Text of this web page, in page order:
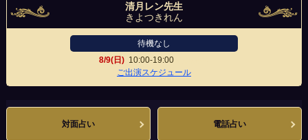
清月レン先生
きよつきれん
待機なし
8/9(日) 10:00-19:00
ご出演スケジュール
対面占い 電話占い